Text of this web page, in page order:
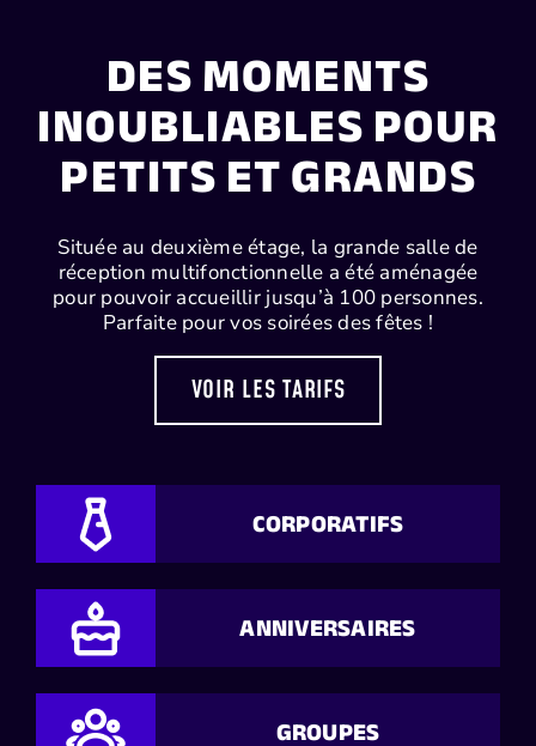
DES MOMENTS
INOUBLIABLES POUR
PETITS ET GRANDS
Située au deuxième étage, la grande salle de
réception multifonctionnelle a été aménagée
pour pouvoir accueillir jusqu’à 100 personnes.
Parfaite pour vos soirées des fêtes !
VOIR LES TARIFS
CORPORATIFS
ANNIVERSAIRES
GROUPES